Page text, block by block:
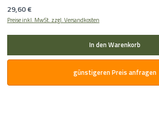
Regulärer Preis:
29,60 €
Preise inkl. MwSt. zzgl. Versandkosten
In den Warenkorb
günstigeren Preis anfragen